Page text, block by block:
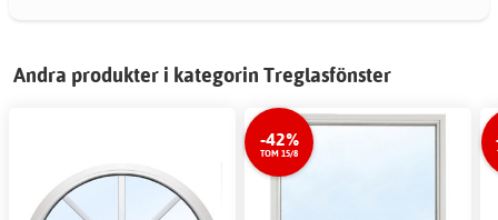
Andra produkter i kategorin Treglasfönster
-42%
TOM 15/8